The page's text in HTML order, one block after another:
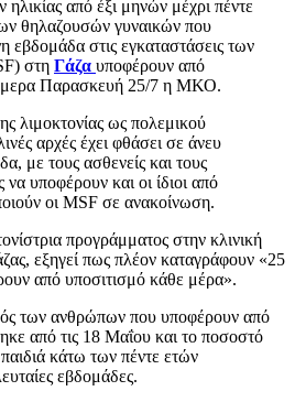
από έξι μηνών μέχρι πέντε
θηλαζουσών γυναικών που
εβδομάδα στις εγκαταστάσεις των
στη Γάζα υποφέρουν από
Παρασκευή 25/7 η ΜΚΟ.
λιμοκτονίας ως πολεμικού
αρχές έχει φθάσει σε άνευ
με τους ασθενείς και τους
να υποφέρουν και οι ίδιοι από
οι MSF σε ανακοίνωση.
προγράμματος στην κλινική
εξηγεί πως πλέον καταγράφουν «25
από υποσιτισμό κάθε μέρα».
των ανθρώπων που υποφέρουν από
από τις 18 Μαΐου και το ποσοστό
κάτω των πέντε ετών
εβδομάδες.